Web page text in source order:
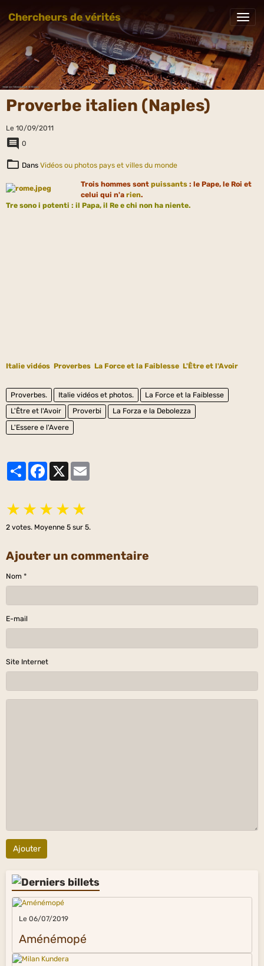
Chercheurs de vérités
Proverbe italien (Naples)
Le 10/09/2011
0
Dans Vidéos ou photos pays et villes du monde
Trois hommes sont puissants : le Pape, le Roi et
celui qui n'a rien.
Tre sono i potenti : il Papa, il Re e chi non ha niente.
Italie vidéos Proverbes La Force et la Faiblesse L'Être et l'Avoir
Proverbes. Italie vidéos et photos.
La Force et la Faiblesse
L'Être et l'Avoir
Proverbi
La Forza e la Debolezza
L'Essere e l'Avere
PartagerFacebook
★ ★ ★ ★ ★
2 votes. Moyenne 5 sur 5.
Ajouter un commentaire
Nom
E-mail
Site Internet
Ajouter
Le 06/07/2019
Aménémopé